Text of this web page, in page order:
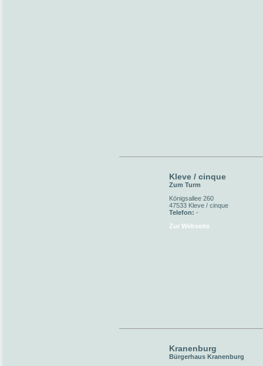
Kleve / cinque
Zum Turm
Königsallee 260
47533 Kleve / cinque
Telefon: -
Zur Webseite
Kranenburg
Bürgerhaus Kranenburg